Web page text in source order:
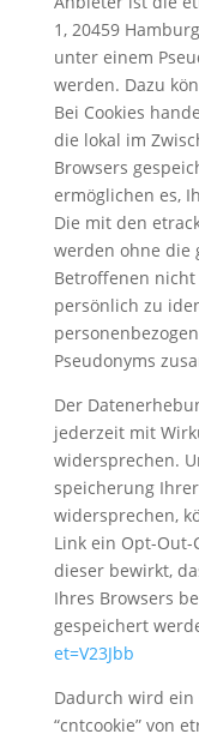
1, 20459
unter einem
werden. Dazu
Bei Cookies
die lokal im
Browsers
ermöglichen es,
Die mit den
werden ohne die
Betroffenen
persönlich zu
Pseudonyms
Der
jederzeit mit
widersprechen.
speicherung
widersprechen,
Link ein Opt-Out-
dieser bewirkt,
Ihres Browsers
gespeichert
et=V23Jbb
Dadurch wird ein
“cntcookie” von